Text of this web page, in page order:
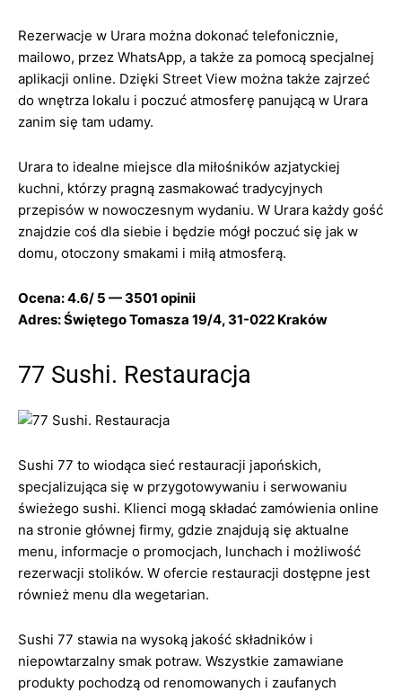
Rezerwacje w Urara można dokonać telefonicznie,
mailowo, przez WhatsApp, a także za pomocą specjalnej
aplikacji online. Dzięki Street View można także zajrzeć
do wnętrza lokalu i poczuć atmosferę panującą w Urara
zanim się tam udamy.
Urara to idealne miejsce dla miłośników azjatyckiej
kuchni, którzy pragną zasmakować tradycyjnych
przepisów w nowoczesnym wydaniu. W Urara każdy gość
znajdzie coś dla siebie i będzie mógł poczuć się jak w
domu, otoczony smakami i miłą atmosferą.
Ocena: 4.6/ 5 — 3501 opinii
Adres: Świętego Tomasza 19/4, 31-022 Kraków
77 Sushi. Restauracja
Sushi 77 to wiodąca sieć restauracji japońskich,
specjalizująca się w przygotowywaniu i serwowaniu
świeżego sushi. Klienci mogą składać zamówienia online
na stronie głównej firmy, gdzie znajdują się aktualne
menu, informacje o promocjach, lunchach i możliwość
rezerwacji stolików. W ofercie restauracji dostępne jest
również menu dla wegetarian.
Sushi 77 stawia na wysoką jakość składników i
niepowtarzalny smak potraw. Wszystkie zamawiane
produkty pochodzą od renomowanych i zaufanych